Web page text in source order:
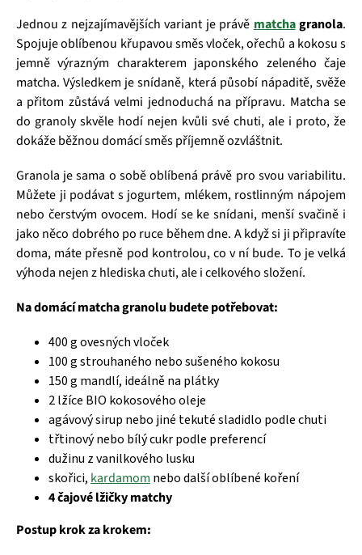
Jednou z nejzajímavějších variant je právě matchagranola.
Spojuje oblíbenou křupavou směs vloček, ořechů a kokosu s
jemně výrazným charakterem japonského zeleného čaje
matcha. Výsledkem je snídaně, která působí nápaditě, svěže
a přitom zůstává velmi jednoduchá na přípravu. Matcha se
do granoly skvěle hodí nejen kvůli své chuti, ale i proto, že
dokáže běžnou domácí směs příjemně ozvláštnit.
Granola je sama o sobě oblíbená právě pro svou variabilitu.
Můžete ji podávat s jogurtem, mlékem, rostlinným nápojem
nebo čerstvým ovocem. Hodí se ke snídani, menší svačině i
jako něco dobrého po ruce během dne. A když si ji připravíte
doma, máte přesně pod kontrolou, co v ní bude. To je velká
výhoda nejen z hlediska chuti, ale i celkového složení.
Na domácí matcha granolu budete potřebovat:
400 g ovesných vloček
100 g strouhaného nebo sušeného kokosu
150 g mandlí, ideálně na plátky
2 lžíce BIO kokosového oleje
agávový sirup nebo jiné tekuté sladidlo podle chuti
třtinový nebo bílý cukr podle preferencí
dužinu z vanilkového lusku
skořici, kardamom nebo další oblíbené koření
4 čajové lžičky matchy
Postup krok za krokem: